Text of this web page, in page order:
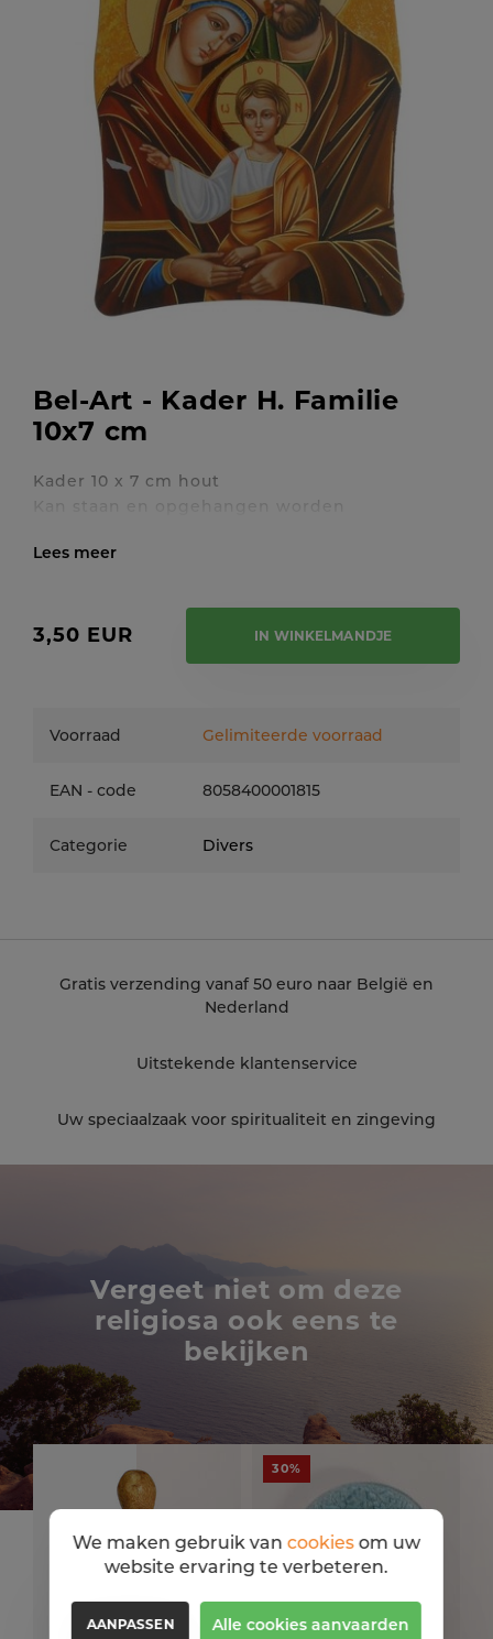
Bel-Art - Kader H. Familie
10x7 cm
Kader 10 x 7 cm hout
Kan staan en opgehangen worden
3,50 EUR IN WINKELMANDJE
Voorraad Gelimiteerde voorraad
EAN - code 8058400001815
Categorie Divers
Gratis verzending vanaf 50 euro naar België en
Nederland
Uitstekende klantenservice
Uw speciaalzaak voor spiritualiteit en zingeving
Vergeet niet om deze
religiosa ook eens te
bekijken
30%
We maken gebruik van cookiesom uw
website ervaring te verbeteren.
AANPASSEN Alle cookies aanvaarden